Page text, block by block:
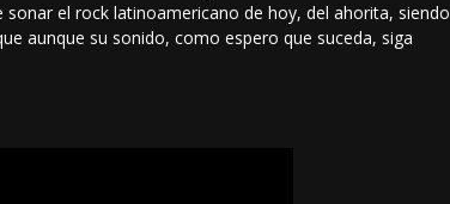
el rock latinoamericano de hoy, del ahorita, siendo
aunque su sonido, como espero que suceda, siga